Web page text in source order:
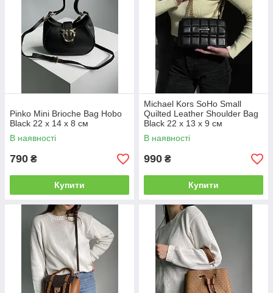
Pinko Mini Brioche Bag Hobo
Black 22 x 14 x 8 см
В наявності
790 ₴
Купити
Michael Kors SoHo Small
Quilted Leather Shoulder Bag
Black 22 х 13 х 9 см
В наявності
990 ₴
Купити